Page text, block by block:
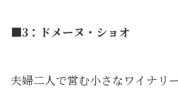
■3：ドメーヌ・ショオ
夫婦二人で営む小さなワイナリ